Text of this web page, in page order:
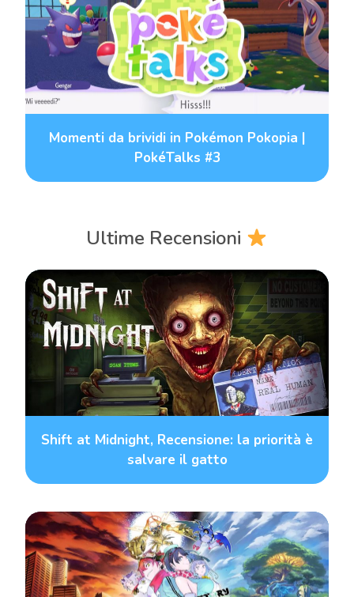
Momenti da brividi in Pokémon Pokopia |
PokéTalks #3
Ultime Recensioni
Shift at Midnight, Recensione: la priorità è
salvare il gatto